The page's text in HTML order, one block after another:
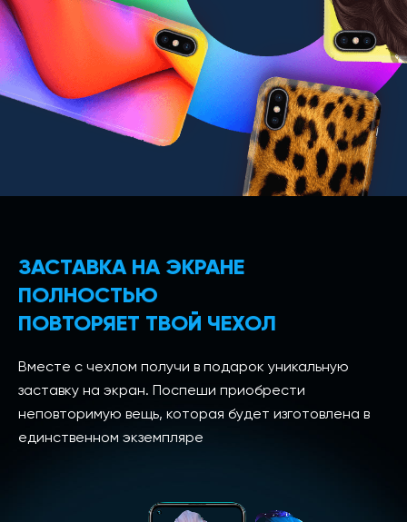
ЗАСТАВКА НА ЭКРАНЕ
ПОЛНОСТЬЮ
ПОВТОРЯЕТ ТВОЙ ЧЕХОЛ
Вместе с чехлом получи в подарок уникальную
заставку на экран. Поспеши приобрести
неповторимую вещь, которая будет изготовлена в
единственном экземпляре